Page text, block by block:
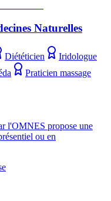
Naturelles
Diététicien
Iridologue
Praticien massage
l'OMNES propose une
ou en